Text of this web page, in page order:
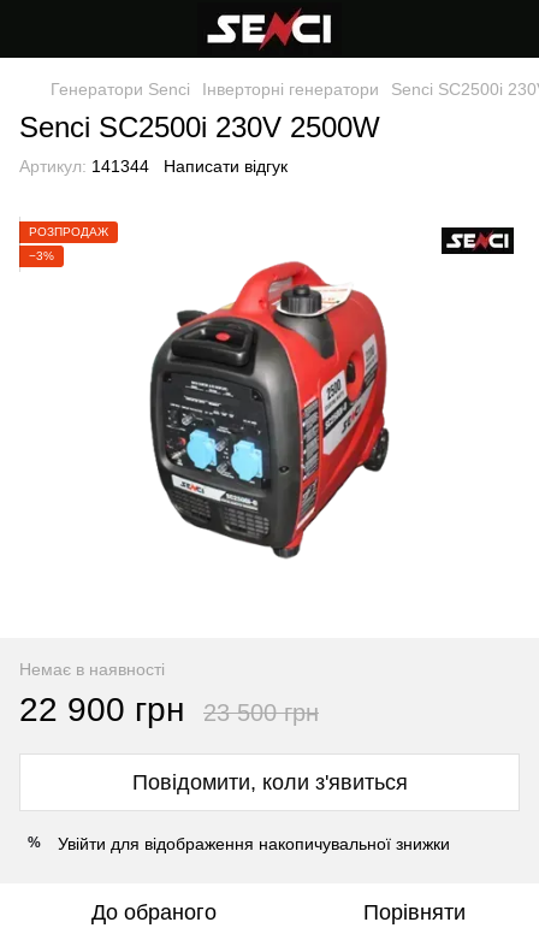
Генератори Senci Інверторні генератори Senci SC2500i
Senci SC2500i 230V 2500W
Артикул: 141344 Написати відгук
РОЗПРОДАЖ
−3%
Немає в наявності
22 900 грн 23 500 грн
Повідомити, коли з'явиться
% Увійти для відображення накопичувальної знижки
До обраного Порівняти